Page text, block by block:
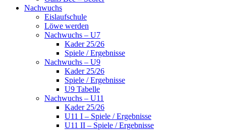
Nachwuchs
Eislaufschule
Löwe werden
Nachwuchs – U7
Kader 25/26
Spiele / Ergebnisse
Nachwuchs – U9
Kader 25/26
Spiele / Ergebnisse
U9 Tabelle
Nachwuchs – U11
Kader 25/26
U11 I – Spiele / Ergebnisse
U11 II – Spiele / Ergebnisse